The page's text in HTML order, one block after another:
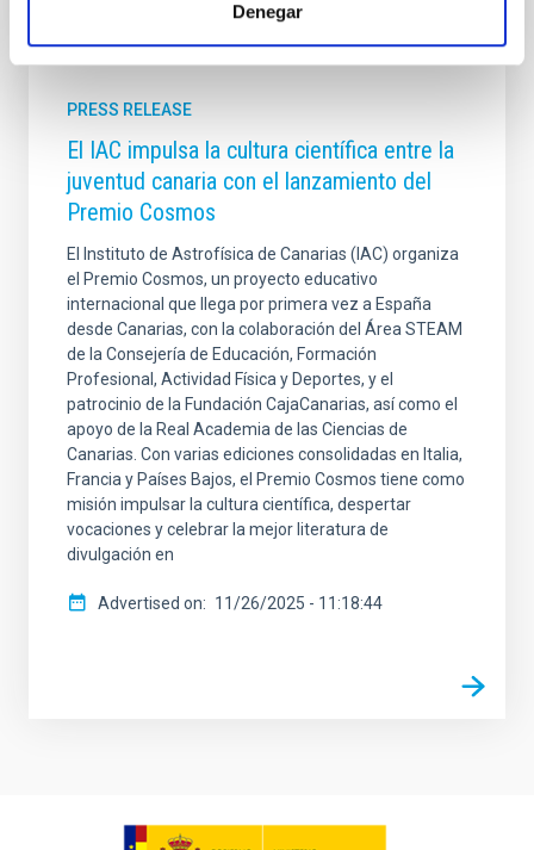
Denegar
PRESS RELEASE
El IAC impulsa la cultura científica entre la
juventud canaria con el lanzamiento del
Premio Cosmos
El Instituto de Astrofísica de Canarias (IAC) organiza
el Premio Cosmos, un proyecto educativo
internacional que llega por primera vez a España
desde Canarias, con la colaboración del Área STEAM
de la Consejería de Educación, Formación
Profesional, Actividad Física y Deportes, y el
patrocinio de la Fundación CajaCanarias, así como el
apoyo de la Real Academia de las Ciencias de
Canarias. Con varias ediciones consolidadas en Italia,
Francia y Países Bajos, el Premio Cosmos tiene como
misión impulsar la cultura científica, despertar
vocaciones y celebrar la mejor literatura de
divulgación en
Advertised on 11/26/2025 - 11:18:44